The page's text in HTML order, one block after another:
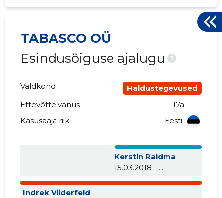
TABASCO OÜ
Esindusõiguse ajalugu
?
Valdkond
Haldustegevused
Ettevõtte vanus
17a
Kasusaaja riik:
Eesti
Kerstin Raidma
15.03.2018 - ...
Indrek Viiderfeld